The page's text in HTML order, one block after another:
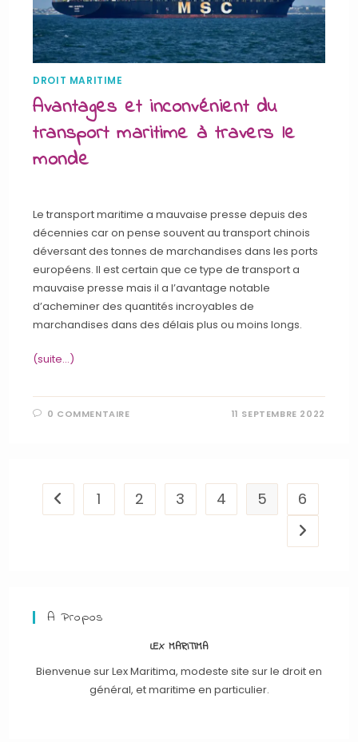
DROIT MARITIME
Avantages et inconvénient du
transport maritime à travers le
monde
Le transport maritime a mauvaise presse depuis des
décennies car on pense souvent au transport chinois
déversant des tonnes de marchandises dans les ports
européens. Il est certain que ce type de transport a
mauvaise presse mais il a l’avantage notable
d’acheminer des quantités incroyables de
marchandises dans des délais plus ou moins longs.
(suite…)
0 COMMENTAIRE 11 SEPTEMBRE 2022
Go to the previous page
1 2 3 4 5 6
Aller à la
A Propos
LEX MARITIMA
Bienvenue sur Lex Maritima, modeste site sur le droit en
général, et maritime en particulier.